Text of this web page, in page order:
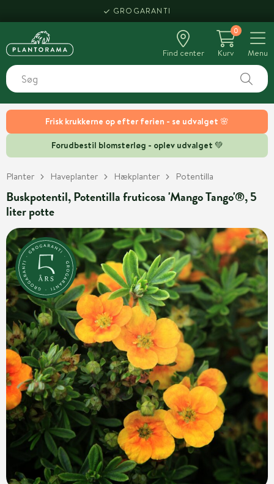
Frisk krukkerne op efter ferien - se udvalget 🌸
Forudbestil blomsterløg - oplev udvalget 💚
GROGARANTI
Find center
0
Kurv
Menu
Planter Haveplanter Hækplanter Potentilla
Buskpotentil, Potentilla fruticosa 'Mango Tango'®, 5
liter potte